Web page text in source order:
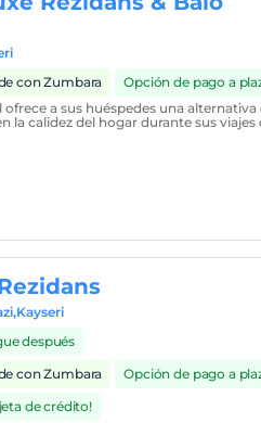
con Zumbara
Opción de pago a
a sus huéspedes una alternativa
la calidez del hogar durante sus viajes
después
con Zumbara
Opción de pago a
de crédito!